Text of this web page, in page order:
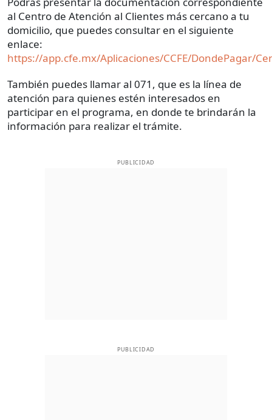
al Centro de Atención al Clientes más cercano a tu
domicilio, que puedes consultar en el siguiente
enlace:
https://app.cfe.mx/Aplicaciones/CCFE/DondePagar/
También puedes llamar al 071, que es la línea de
atención para quienes estén interesados en
participar en el programa, en donde te brindarán la
información para realizar el trámite.
PUBLICIDAD
PUBLICIDAD